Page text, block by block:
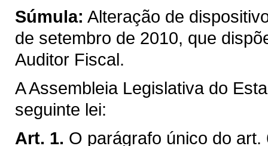
Súmula: Alteração de
de setembro de 2010, que
Auditor Fiscal.
A Assembleia Legislativa do
seguinte lei:
Art. 1. O parágrafo único do art.